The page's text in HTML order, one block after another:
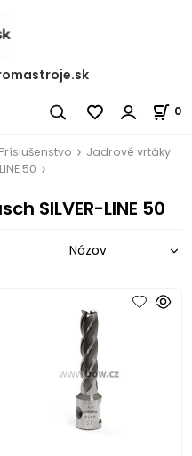
0
Príslušenstvo
Jadrové vrtáky
50
SILVER-LINE 50